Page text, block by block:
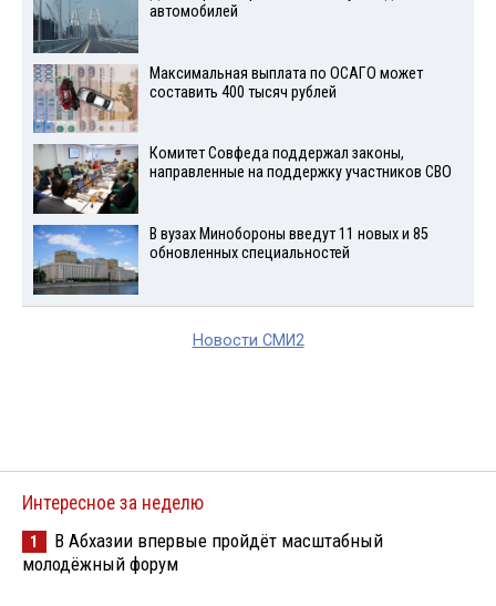
автомобилей
Максимальная выплата по ОСАГО может
составить 400 тысяч рублей
Комитет Совфеда поддержал законы,
направленные на поддержку участников СВО
В вузах Минобороны введут 11 новых и 85
обновленных специальностей
Новости СМИ2
Интересное за неделю
1
В Абхазии впервые пройдёт масштабный
молодёжный форум